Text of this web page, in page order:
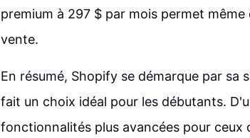
premium à 297 $ par mois permet
vente.
En résumé, Shopify se démarque par
fait un choix idéal pour les débutants.
fonctionnalités plus avancées pour